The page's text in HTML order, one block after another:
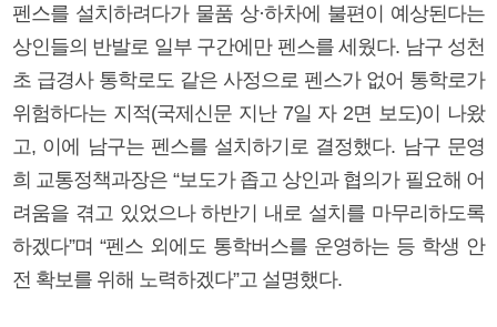
펜스를 설치하려다가 물품 상·하차에 불편이 예상된다는
상인들의 반발로 일부 구간에만 펜스를 세웠다. 남구 성천
초 급경사 통학로도 같은 사정으로 펜스가 없어 통학로가
위험하다는 지적(국제신문 지난 7일 자 2면 보도)이 나왔
고, 이에 남구는 펜스를 설치하기로 결정했다. 남구 문영
희 교통정책과장은 “보도가 좁고 상인과 협의가 필요해 어
려움을 겪고 있었으나 하반기 내로 설치를 마무리하도록
하겠다”며 “펜스 외에도 통학버스를 운영하는 등 학생 안
전 확보를 위해 노력하겠다”고 설명했다.